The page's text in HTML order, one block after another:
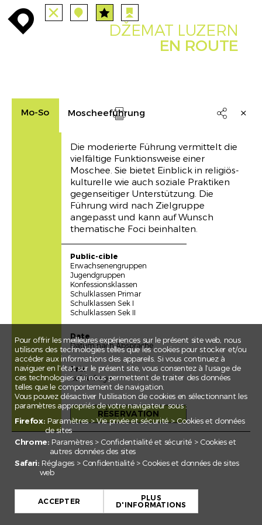
enroute enroute TOUTES STATIONS
PARCOURS event EVENTS agenda FILTRE
+
close station angebote anreise
DŽEMAT LUZERN
EN ROUTE
Mo-So Moscheeführung 
Die moderierte Führung vermittelt die
vielfältige Funktionsweise einer
Moschee. Sie bietet Einblick in religiös-
kulturelle wie auch soziale Praktiken
gegenseitiger Unterstützung. Die
Führung wird nach Zielgruppe
angepasst und kann auf Wunsch
thematische Foci beinhalten.
Public-cible
Erwachsenengruppen
Jugendgruppen
Konfessionsklassen
Schulklassen Primar
Schulklassen Sek I
Schulklassen Sek II
Date
Datum nach Absprache
Prix
auf Anfrage
RÉSERVATION
Pour offrir les meilleures expériences sur le présent site web, nous
utilisons des technologies telles que les cookies pour stocker et/ou
accéder aux informations des appareils. Si vous continuez à
naviguer en l’état sur le présent site, vous consentez à l’usage de
ces technologies qui nous permettent de traiter des données
telles que le comportement de navigation.
Vous pouvez désactiver l'utilisation de cookies en sélectionnant les
paramètres appropriés de votre navigateur sous :
Firefox: Paramètres > Vie privée et sécurité > Cookies et données
de sites
Chrome: Paramètres > Confidentialité et sécurité > Cookies et
autres données des sites
Safari: Réglages > Confidentialité > Cookies et données de sites
web
ACCEPTER PLUS
D'INFORMATIONS